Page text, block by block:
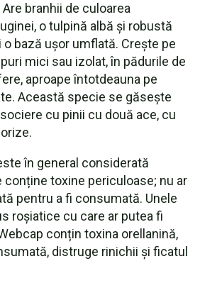
branhii de culoarea
o tulpină albă și robustă
bază ușor umflată. Crește pe
mici sau izolat, în pădurile de
aproape întotdeauna pe
Această specie se găsește
cu pinii cu două ace, cu
în general considerată
conține toxine periculoase; nu ar
pentru a fi consumată. Unele
roșiatice cu care ar putea fi
conțin toxina orellanină,
distruge rinichii și ficatul